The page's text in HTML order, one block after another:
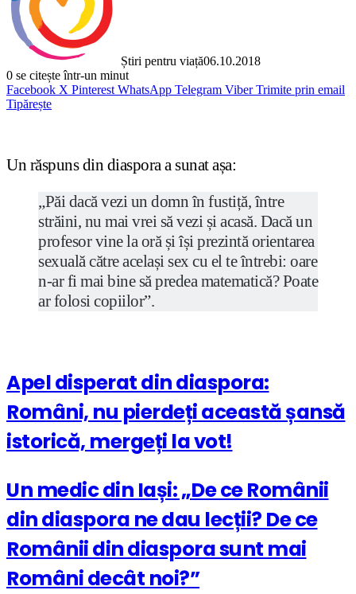
Știri pentru viață06.10.2018
0 se citește într-un minut
Facebook X Pinterest WhatsApp Telegram Viber Trimite prin email
Tipărește
Un răspuns din diaspora a sunat așa:
„Păi dacă vezi un domn în fustiță, între
străini, nu mai vrei să vezi și acasă. Dacă un
profesor vine la oră și își prezintă orientarea
sexuală către același sex cu el te întrebi: oare
n-ar fi mai bine să predea matematică? Poate
ar folosi copiilor”.
Apel disperat din diaspora:
Români, nu pierdeți această șansă
istorică, mergeți la vot!
Un medic din Iași: „De ce Românii
din diaspora ne dau lecții? De ce
Românii din diaspora sunt mai
Români decât noi?”